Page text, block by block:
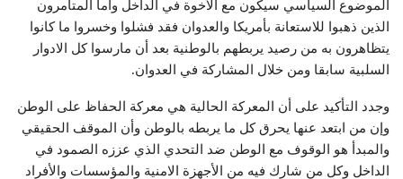
الموضوع السياسي سيكون مع الأخوة في الداخل وأما المتآمرون
الذين ذهبوا للاستعانة بأمريكا والعدوان فقد فشلوا وخسروا ما كانوا
يتظاهرون به من رصيد يربطهم بالوطنية بعد أن مارسوا كل الادوار
السلبية سابقا ومن خلال المشاركة في العدوان.
وجدد التأكيد على أن المعركة الحالية هي معركة الحفاظ على الوطن
وإن من ابتعد عنها يحرق كل ما يربطه بالوطن وأن الموقف الحقيقي
والمبدأ هو الوقوف مع الوطن ضد التحدي الذي عززه الصمود في
الداخل وكل من شارك فيه من الأجهزة الامنية والمؤسسات والأفراد